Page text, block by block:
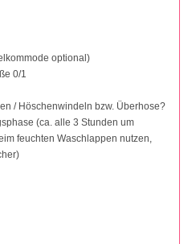
optional)
0/1
/ Höschenwindeln bzw. Überhose?
(ca. alle 3 Stunden um
feuchten Waschlappen nutzen,